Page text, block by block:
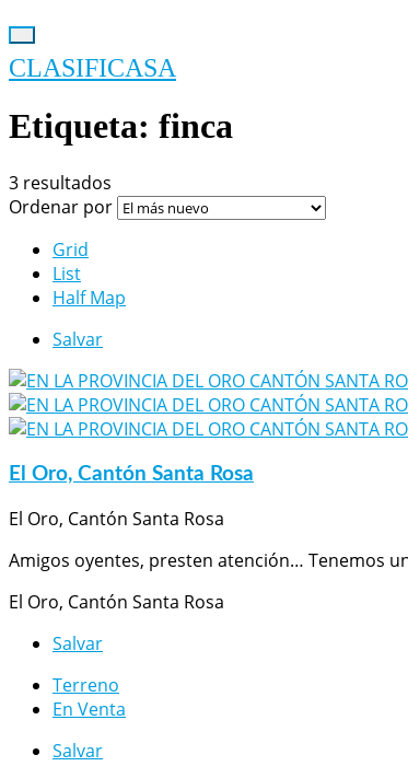
CLASIFICASA
Etiqueta: finca
3 resultados
Ordenar por
Grid
List
Half Map
Salvar
El Oro, Cantón Santa Rosa
El Oro, Cantón Santa Rosa
Amigos oyentes, presten atención… Tenemos
El Oro, Cantón Santa Rosa
Salvar
Terreno
En Venta
Salvar